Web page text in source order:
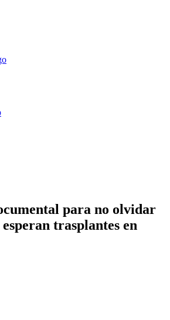
para no olvidar
trasplantes en